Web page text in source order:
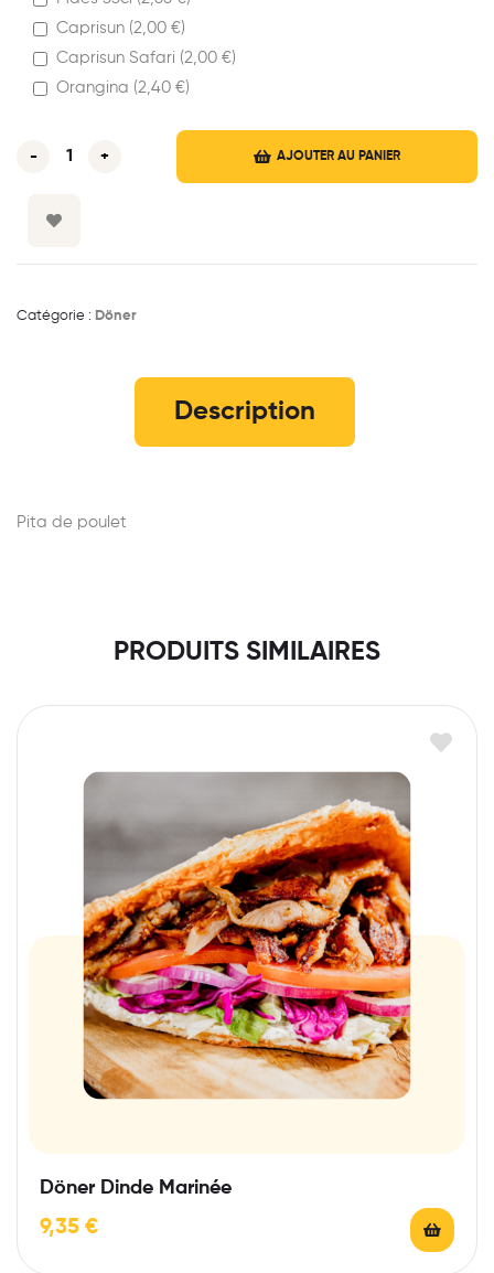
Caprisun (2,00 €)
Caprisun Safari (2,00 €)
Orangina (2,40 €)
- + AJOUTER AU PANIER
Catégorie : Döner
Description
Pita de poulet
PRODUITS SIMILAIRES
Döner Dinde Marinée
9,35 €